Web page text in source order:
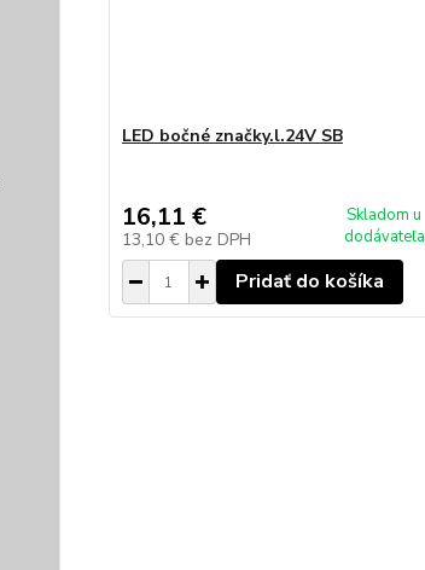
LED bočné značky.l.24V SB
16,11 €
13,10 € bez DPH
Skladom u
dodávateľa
Pridať do košíka